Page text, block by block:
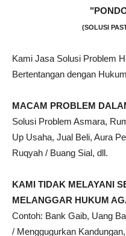
(SOLUSI
Kami Jasa Solusi Problem
Bertentangan dengan
MACAM PROBLEM
Solusi Problem Asmara,
Up Usaha, Jual Beli, Aura
Ruqyah / Buang Sial, dll.
KAMI TIDAK MELAYANI
MELANGGAR HUKUM
Contoh: Bank Gaib, Uang
/ Menggugurkan